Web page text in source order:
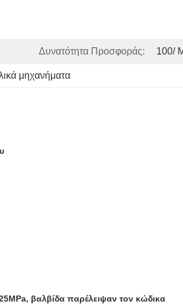
Δυνατότητα Προσφοράς: 100/
μηχανήματα
βαλβίδα παρέλειψαν τον κώδικα